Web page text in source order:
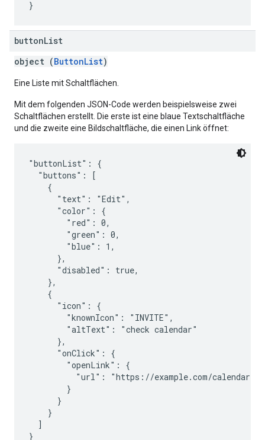
buttonList
object (ButtonList)
Eine Liste mit Schaltflächen.
Mit dem folgenden JSON-Code werden beispielsweise zwei
Schaltflächen erstellt. Die erste ist eine blaue Textschaltfläche
und die zweite eine Bildschaltfläche, die einen Link öffnet:
"buttonList": {
  "buttons": [
    {
      "text": "Edit",
      "color": {
        "red": 0,
        "green": 0,
        "blue": 1,
      },
      "disabled": true,
    },
    {
      "icon": {
        "knownIcon": "INVITE",
        "altText": "check calendar"
      },
      "onClick": {
        "openLink": {
          "url": "https://example.com/calendar"
        }
      }
    }
  ]